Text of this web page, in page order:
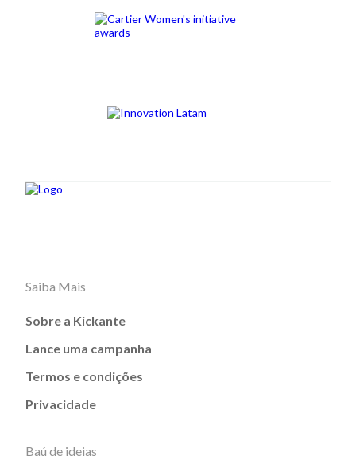
Saiba Mais
Sobre a Kickante
Lance uma campanha
Termos e condições
Privacidade
Baú de ideias